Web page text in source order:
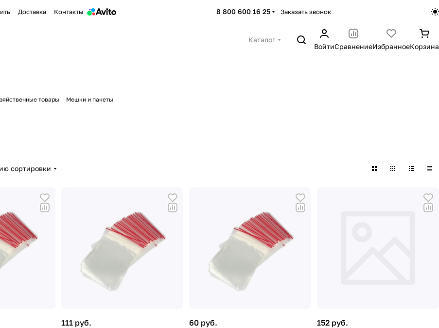
Доставка Контакты 8 800 600 16 25 Заказать звонок
Каталог
ВойтиСравнениеИзбранноеКорзина
товары Мешки и пакеты
сортировки
111 руб. 60 руб. 152 руб.